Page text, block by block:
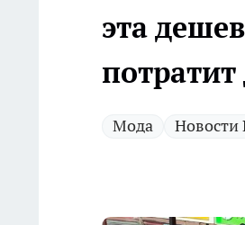
эта
потратит
Мода Новости